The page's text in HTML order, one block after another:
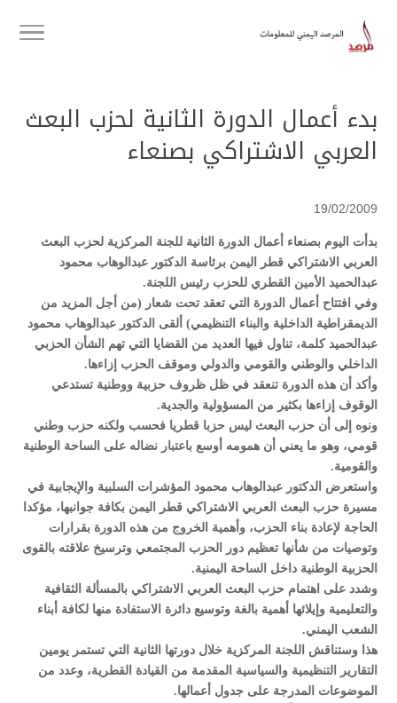
بدء أعمال الدورة الثانية لحزب البعث
العربي الاشتراكي بصنعاء
19/02/2009
بدأت اليوم بصنعاء أعمال الدورة الثانية للجنة المركزية لحزب البعث
العربي الاشتراكي قطر اليمن برئاسة الدكتور عبدالوهاب محمود
عبدالحميد الأمين القطري للحزب رئيس اللجنة.
وفي افتتاح أعمال الدورة التي تعقد تحت شعار (من أجل المزيد من
الديمقراطية الداخلية والبناء التنظيمي) ألقى الدكتور عبدالوهاب محمود
عبدالحميد كلمة، تناول فيها العديد من القضايا التي تهم الشأن الحزبي
الداخلي والوطني والقومي والدولي وموقف الحزب إزاءها.
وأكد أن هذه الدورة تنعقد في ظل ظروف حزبية ووطنية تستدعي
الوقوف إزاءها بكثير من المسؤولية والجدية.
ونوه إلى أن حزب البعث ليس حزبا قطريا فحسب ولكنه حزب وطني
قومي، وهو ما يعني أن همومه أوسع باعتبار نضاله على الساحة الوطنية
والقومية.
واستعرض الدكتور عبدالوهاب محمود المؤشرات السلبية والإيجابية في
مسيرة حزب البعث العربي الاشتراكي قطر اليمن بكافة جوانبها، مؤكدا
الحاجة لإعادة بناء الحزب، وأهمية الخروج من هذه الدورة بقرارات
وتوصيات من شأنها تعظيم دور الحزب المجتمعي وترسيخ علاقته بالقوى
الحزبية الوطنية داخل الساحة اليمنية.
وشدد على اهتمام حزب البعث العربي الاشتراكي بالمسألة الثقافية
والتعليمية وإيلائها أهمية بالغة وتوسيع دائرة الاستفادة منها لكافة أبناء
الشعب اليمني.
هذا وستناقش اللجنة المركزية خلال دورتها الثانية التي تستمر يومين
التقارير التنظيمية والسياسية المقدمة من القيادة القطرية، وعدد من
الموضوعات المدرجة على جدول أعمالها.